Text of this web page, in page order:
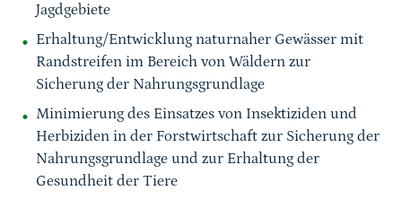
Jagdgebiete
Erhaltung/Entwicklung naturnaher Gewässer mit
Randstreifen im Bereich von Wäldern zur
Sicherung der Nahrungsgrundlage
Minimierung des Einsatzes von Insektiziden und
Herbiziden in der Forstwirtschaft zur Sicherung der
Nahrungsgrundlage und zur Erhaltung der
Gesundheit der Tiere